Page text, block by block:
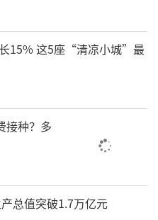
15% 这5座“清凉小城”最
接种？多
总值突破1.7万亿元